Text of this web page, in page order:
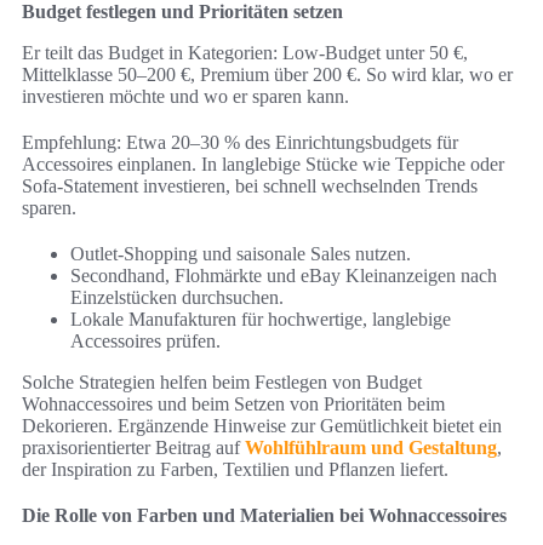
Budget festlegen und Prioritäten setzen
Er teilt das Budget in Kategorien: Low-Budget unter 50 €,
Mittelklasse 50–200 €, Premium über 200 €. So wird klar, wo er
investieren möchte und wo er sparen kann.
Empfehlung: Etwa 20–30 % des Einrichtungsbudgets für
Accessoires einplanen. In langlebige Stücke wie Teppiche oder
Sofa-Statement investieren, bei schnell wechselnden Trends
sparen.
Outlet-Shopping und saisonale Sales nutzen.
Secondhand, Flohmärkte und eBay Kleinanzeigen nach
Einzelstücken durchsuchen.
Lokale Manufakturen für hochwertige, langlebige
Accessoires prüfen.
Solche Strategien helfen beim Festlegen von Budget
Wohnaccessoires und beim Setzen von Prioritäten beim
Dekorieren. Ergänzende Hinweise zur Gemütlichkeit bietet ein
praxisorientierter Beitrag aufWohlfühlraum und Gestaltung,
der Inspiration zu Farben, Textilien und Pflanzen liefert.
Die Rolle von Farben und Materialien bei Wohnaccessoires